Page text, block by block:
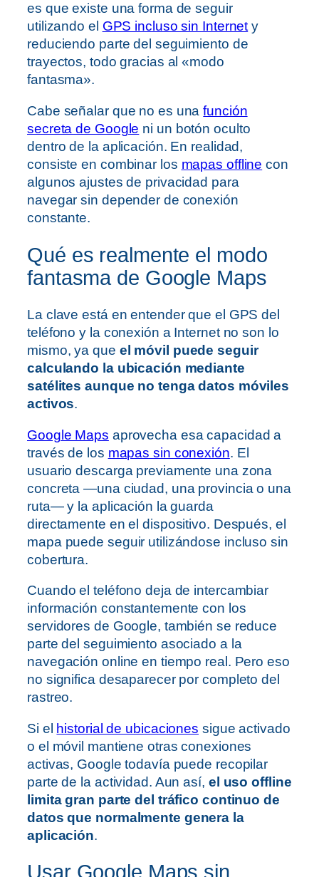
es que existe una forma de seguir
utilizando el GPS incluso sin Internety
reduciendo parte del seguimiento de
trayectos, todo gracias al «modo
fantasma».
Cabe señalar que no es unafunción
secreta de Google ni un botón oculto
dentro de la aplicación. En realidad,
consiste en combinar los mapas offline con
algunos ajustes de privacidad para
navegar sin depender de conexión
constante.
Qué es realmente el modo
fantasma de Google Maps
La clave está en entender que el GPS del
teléfono y la conexión a Internet no son lo
mismo, ya que el móvil puede seguir
calculando la ubicación mediante
satélites aunque no tenga datos móviles
activos.
Google Maps aprovecha esa capacidad a
través de los mapas sin conexión. El
usuario descarga previamente una zona
concreta —una ciudad, una provincia o una
ruta— y la aplicación la guarda
directamente en el dispositivo. Después, el
mapa puede seguir utilizándose incluso sin
cobertura.
Cuando el teléfono deja de intercambiar
información constantemente con los
servidores de Google, también se reduce
parte del seguimiento asociado a la
navegación online en tiempo real. Pero eso
no significa desaparecer por completo del
rastreo.
Si el historial de ubicaciones sigue activado
o el móvil mantiene otras conexiones
activas, Google todavía puede recopilar
parte de la actividad. Aun así, el uso offline
limita gran parte del tráfico continuo de
datos que normalmente genera la
aplicación.
Usar Google Maps sin